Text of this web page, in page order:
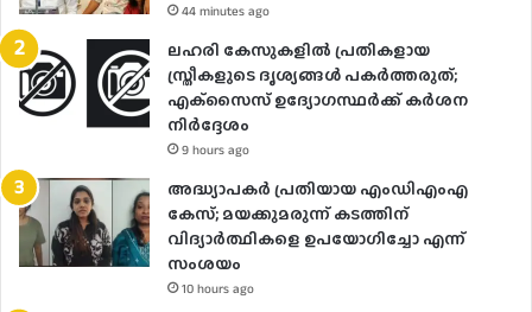
44 minutes ago
ലഹരി കേസുകളിൽ പ്രതികളായ
സ്ത്രീകളുടെ ദൃശ്യങ്ങൾ പകർത്തരുത്;
എക്‌സൈസ് ഉദ്യോഗസ്ഥർക്ക് കർശന
നിർദ്ദേശം
9 hours ago
അദ്ധ്യാപകർ പ്രതിയായ എംഡിഎംഎ
കേസ്; മയക്കുമരുന്ന് കടത്തിന്
വിദ്യാർത്ഥികളെ ഉപയോ​ഗിച്ചോ എന്ന്
സംശയം
10 hours ago